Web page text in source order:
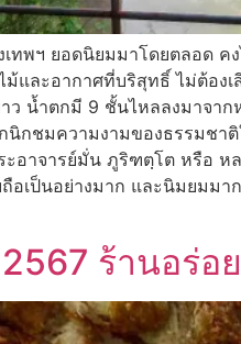
ทพฯ ยอดนิยมมาโดยตลอด
ม้และอากาศที่บริสุทธิ์ ไม่ต้
น้ำตกมี 9 ชั้นไหลลงมาจาก
นิกชมความงามของธรรมช
อาจารย์มั่น ภูริฑตฺโต หรือ ห
เป็นอย่างมาก และนิมยมมา
ร้านอร่อ